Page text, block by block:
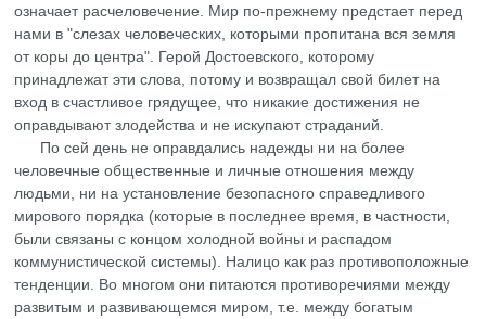
означает расчеловечение. Мир по-прежнему предстает перед
нами в "слезах человеческих, которыми пропитана вся земля
от коры до центра". Герой Достоевского, которому
принадлежат эти слова, потому и возвращал свой билет на
вход в счастливое грядущее, что никакие достижения не
оправдывают злодейства и не искупают страданий.
По сей день не оправдались надежды ни на более
человечные общественные и личные отношения между
людьми, ни на установление безопасного справедливого
мирового порядка (которые в последнее время, в частности,
были связаны с концом холодной войны и распадом
коммунистической системы). Налицо как раз противоположные
тенденции. Во многом они питаются противоречиями между
развитым и развивающемся миром, т.е. между богатым